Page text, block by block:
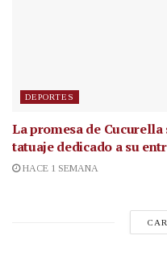
DEPORTES
La promesa de
tatuaje dedicado a su
HACE 1 SEMANA